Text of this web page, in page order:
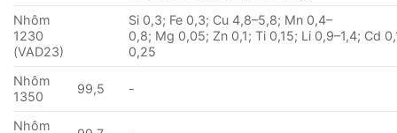
Nhôm
1230
(VAD23)
Si 0,3; Fe 0,3; Cu 4,8–5,8; Mn 0,4–
0,8; Mg 0,05; Zn 0,1; Ti 0,15; Li 0,9–1,4; Cd
0,25
Nhôm
1350
99,5 -
Nhôm